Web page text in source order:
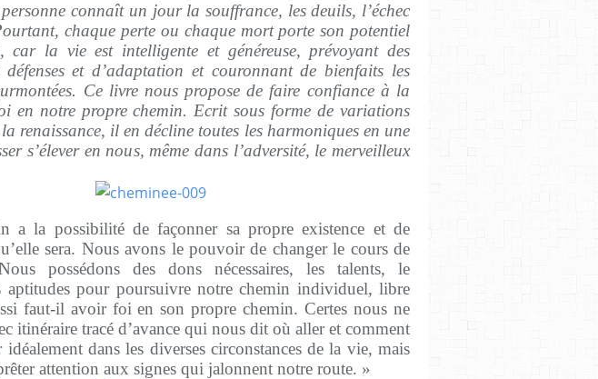
personne connaît un jour la souffrance, les deuils, l’échec
chaque perte ou chaque mort porte son potentiel
car la vie est intelligente et généreuse, prévoyant des
défenses et d’adaptation et couronnant de bienfaits les
Ce livre nous propose de faire confiance à la
en notre propre chemin. Ecrit sous forme de variations
renaissance, il en décline toutes les harmoniques en une
s’élever en nous, même dans l’adversité, le merveilleux
a la possibilité de façonner sa propre existence et de
sera. Nous avons le pouvoir de changer le cours de
possédons des dons nécessaires, les talents, le
aptitudes pour poursuivre notre chemin individuel, libre
faut-il avoir foi en son propre chemin. Certes nous ne
itinéraire tracé d’avance qui nous dit où aller et comment
dans les diverses circonstances de la vie, mais
attention aux signes qui jalonnent notre route. »